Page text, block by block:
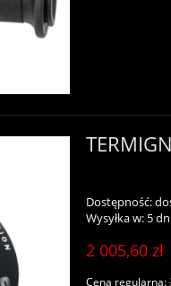
Dostępność:
Wysyłka w: 5
2 005,60 zł
Cena regularna: